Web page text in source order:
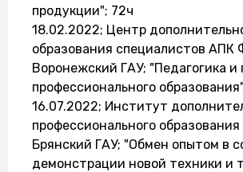
продукции"; 72ч
18.02.2022; Центр
образования специалистов АПК
Воронежский ГАУ; "Педагогика и
профессионального
16.07.2022; Институт
профессионального
Брянский ГАУ; "Обмен опытом в
демонстрации новой техники и